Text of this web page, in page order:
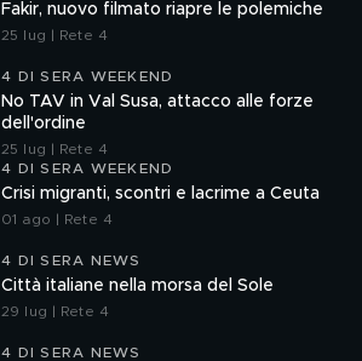
Fakir, nuovo filmato riapre le polemiche
25 lug | Rete 4
4 DI SERA WEEKEND
No TAV in Val Susa, attacco alle forze
dell'ordine
25 lug | Rete 4
4 DI SERA WEEKEND
Crisi migranti, scontri e lacrime a Ceuta
01 ago | Rete 4
4 DI SERA NEWS
Città italiane nella morsa del Sole
29 lug | Rete 4
4 DI SERA NEWS